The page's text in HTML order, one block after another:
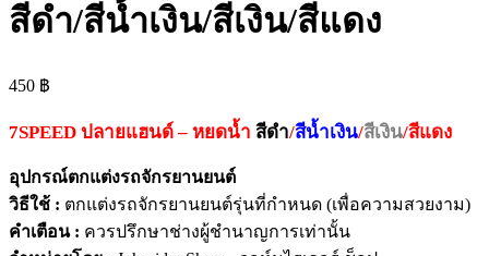
สีดำ/สีน้ำเงิน/สีเงิน/สีแดง
450 ฿
7SPEED ปลายแฮนด์ – หยดน้ำ สีดำ/สีน้ำเงิน/สีเงิน/สีแดง
อุปกรณ์ตกแต่งรถจักรยานยนต์
วิธีใช้ : ตกแต่งรถจักรยานยนต์รุ่นที่กำหนด (เพื่อความสวยงาม)
คำเตือน : ควรปรึกษาช่างผู้ชำนาญการเท่านั้น